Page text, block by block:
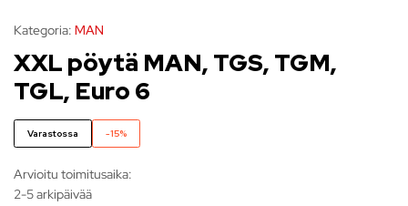
Kategoria: MAN
XXL pöytä MAN, TGS, TGM,
TGL, Euro 6
Varastossa -15%
Arvioitu toimitusaika:
2-5 arkipäivää